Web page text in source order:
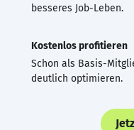
besseres Job-Leben.
Kostenlos profitieren
Schon als Basis-
deutlich optimieren.